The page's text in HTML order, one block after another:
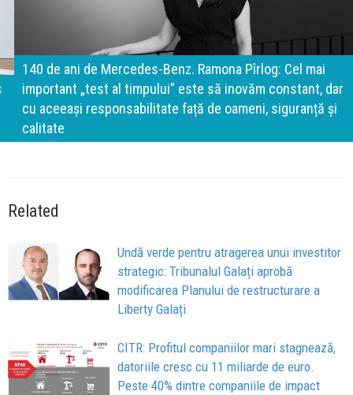
140 de ani de Mercedes-Benz. Ramona Pîrlog: Cel mai
important „test al timpului” este să inovăm constant, dar
cu aceeași responsabilitate față de oameni, siguranță și
calitate
Related
Undă verde pentru atragerea unui investitor
strategic: Tribunalul Galați aprobă
modificarea Planului de restructurare a
Liberty Galați
CITR: Profitul companiilor mari stagnează,
datoriile cresc cu 11 miliarde de euro.
Peste 40% dintre companiile de impact